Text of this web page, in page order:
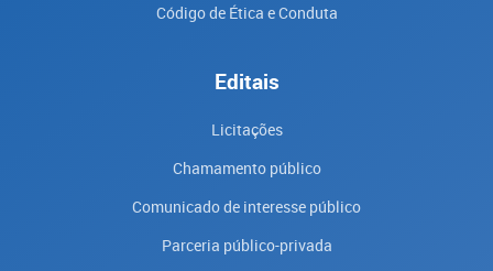
Código de Ética e Conduta
Editais
Licitações
Chamamento público
Comunicado de interesse público
Parceria público-privada